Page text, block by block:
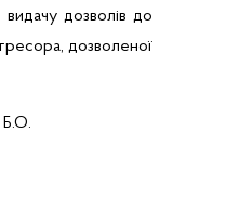
видачу дозволів до
, дозволеної
Б.О.